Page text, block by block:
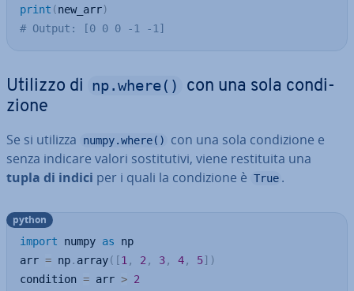
print (new_arr)
# Output: [0 0 0 -1 -1]
Utilizzo di np.where()
con una sola con­di­
zio­ne
Se si utilizza numpy.where()
con una sola con­di­zio­ne e
senza indicare valori so­sti­tu­ti­vi, viene re­sti­tui­ta una
tupla di indici per i quali la con­di­zio­ne è True .
import numpy as np
arr = np. array( [1 , 2 , 3, 4, 5] )
condition = arr > 2
python